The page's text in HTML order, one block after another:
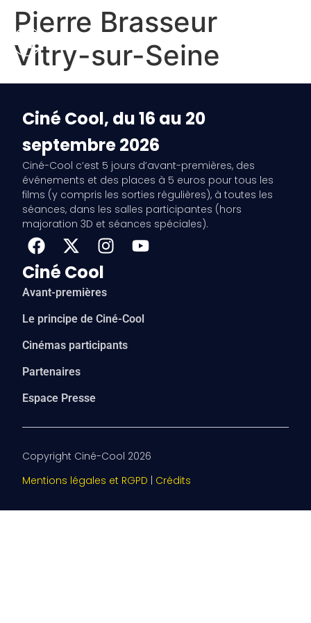
Pierre Brasseur
Vitry-sur-Seine
Ciné Cool, du 16 au 20
septembre 2026
Ciné-Cool c’est 5 jours d’avant-premières, des
événements et des places à 5 euros pour tous les
films (y compris les sorties régulières), à toutes les
séances, dans les salles participantes (hors
majoration 3D et séances spéciales).
Ciné Cool
Avant-premières
Le principe de Ciné-Cool
Cinémas participants
Partenaires
Espace Presse
Copyright Ciné-Cool 2026
Mentions légales et RGPD
Crédits